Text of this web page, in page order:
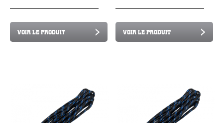
VOIR LE PRODUIT VOIR LE PRODUIT